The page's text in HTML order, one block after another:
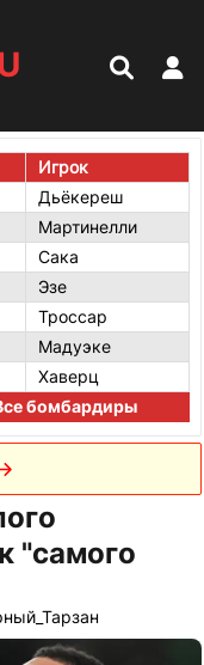
Игрок
Дьёкереш
Мартинелли
Сака
Эзе
Троссар
Мадуэке
Хаверц
бомбардиры
"самого